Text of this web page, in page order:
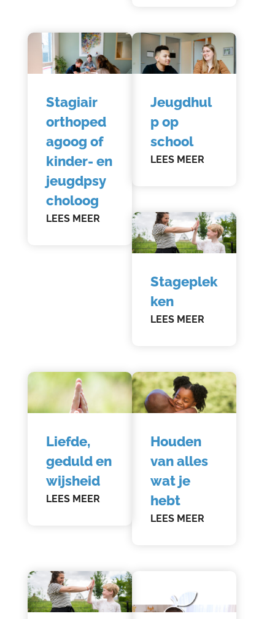
Stagiair
orthoped
agoog of
kinder- en
jeugdpsy
choloog
LEES MEER
Jeugdhul
p op
school
LEES MEER
Stageplek
ken
LEES MEER
Liefde,
geduld en
wijsheid
LEES MEER
Houden
van alles
wat je
hebt
LEES MEER